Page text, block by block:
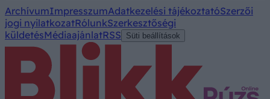
ArchívumImpresszumAdatkezelési tájékoztatóSzerzői
jogi nyilatkozatRólunkSzerkesztőségi
küldetésMédiaajánlatRSS Süti beállítások